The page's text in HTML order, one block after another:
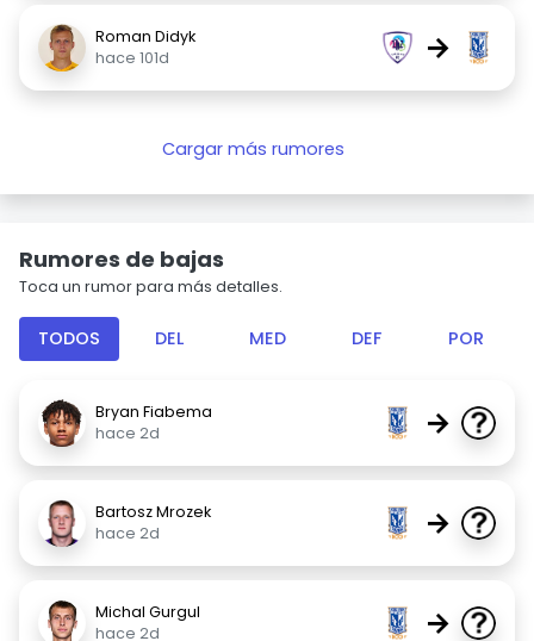
Roman Didyk
hace 101d
→
Cargar más rumores
Rumores de bajas
Toca un rumor para más detalles.
TODOS DEL MED DEF POR
Bryan Fiabema
hace 2d
→
Bartosz Mrozek
hace 2d
→
Michal Gurgul
hace 2d
→